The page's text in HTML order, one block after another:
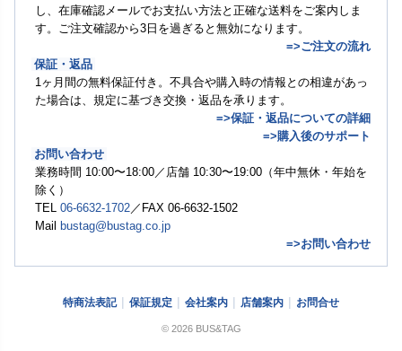
し、在庫確認メールでお支払い方法と正確な送料をご案内しま
す。ご注文確認から3日を過ぎると無効になります。
=>ご注文の流れ
保証・返品
1ヶ月間の無料保証付き。不具合や購入時の情報との相違があっ
た場合は、規定に基づき交換・返品を承ります。
=>保証・返品についての詳細
=>購入後のサポート
お問い合わせ
業務時間 10:00〜18:00／店舗 10:30〜19:00（年中無休・年始を
除く）
TEL 06-6632-1702／FAX 06-6632-1502
Mail
bustag@bustag.co.jp
=>お問い合わせ
特商法表記 保証規定 会社案内 店舗案内 お問合せ
© 2026 BUS&TAG